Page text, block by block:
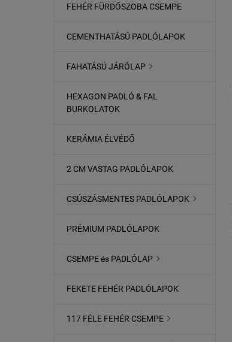
FEHÉR FÜRDŐSZOBA CSEMPE
CEMENTHATÁSÚ PADLÓLAPOK
FAHATÁSÚ JÁRÓLAP 
HEXAGON PADLÓ & FAL
BURKOLATOK
KERÁMIA ÉLVÉDŐ
2 CM VASTAG PADLÓLAPOK
CSÚSZÁSMENTES PADLÓLAPOK 
PRÉMIUM PADLÓLAPOK
CSEMPE és PADLÓLAP 
FEKETE FEHÉR PADLÓLAPOK
117 FÉLE FEHÉR CSEMPE 